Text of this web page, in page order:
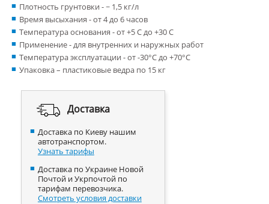
Плотность грунтовки - ~ 1,5 кг/л
Время высыхания - от 4 до 6 часов
Температура основания - от +5 С до +30 С
Применение - для внутренних и наружных работ
Температура эксплуатации - от -30°С до +70°С
Упаковка – пластиковые ведра по 15 кг
Доставка
Доставка по Киеву нашим
автотранспортом.
Узнать тарифы
Доставка по Украине Новой
Почтой и Укрпочтой по
тарифам перевозчика.
Смотреть условия доставки